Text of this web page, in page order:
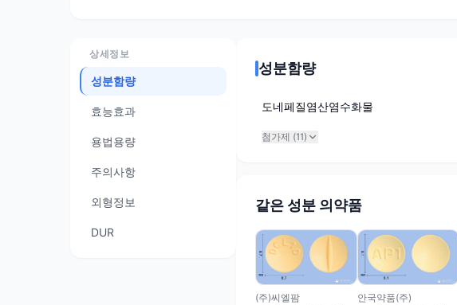
상세정보
성분함량
효능효과
용법용량
주의사항
외형정보
DUR
성분함량
도네페질염산염수화물
첨가제 (11)
같은 성분 의약품
(주)씨엘팜 안국약품(주)